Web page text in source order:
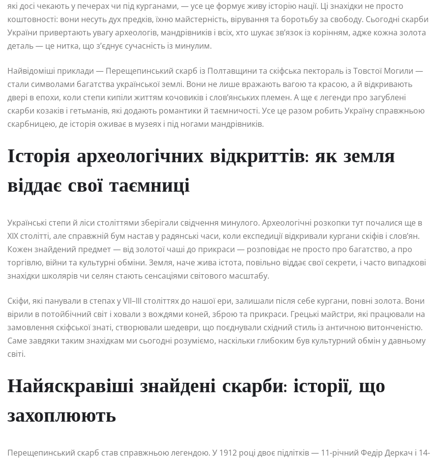
які досі чекають у печерах чи під курганами, — усе це формує живу історію нації. Ці знахідки не просто
коштовності: вони несуть дух предків, їхню майстерність, вірування та боротьбу за свободу. Сьогодні скарби
України привертають увагу археологів, мандрівників і всіх, хто шукає зв’язок із корінням, адже кожна золота
деталь — це нитка, що з’єднує сучасність із минулим.
Найвідоміші приклади — Перещепинський скарб із Полтавщини та скіфська пектораль із Товстої Могили —
стали символами багатства української землі. Вони не лише вражають вагою та красою, а й відкривають
двері в епохи, коли степи кипіли життям кочовиків і слов’янських племен. А ще є легенди про загублені
скарби козаків і гетьманів, які додають романтики й таємничості. Усе це разом робить Україну справжньою
скарбницею, де історія оживає в музеях і під ногами мандрівників.
Історія археологічних відкриттів: як земля
віддає свої таємниці
Українські степи й ліси століттями зберігали свідчення минулого. Археологічні розкопки тут почалися ще в
XIX столітті, але справжній бум настав у радянські часи, коли експедиції відкривали кургани скіфів і слов’ян.
Кожен знайдений предмет — від золотої чаші до прикраси — розповідає не просто про багатство, а про
торгівлю, війни та культурні обміни. Земля, наче жива істота, повільно віддає свої секрети, і часто випадкові
знахідки школярів чи селян стають сенсаціями світового масштабу.
Скіфи, які панували в степах у VII–III століттях до нашої ери, залишали після себе кургани, повні золота. Вони
вірили в потойбічний світ і ховали з вождями коней, зброю та прикраси. Грецькі майстри, які працювали на
замовлення скіфської знаті, створювали шедеври, що поєднували східний стиль із античною витонченістю.
Саме завдяки таким знахідкам ми сьогодні розуміємо, наскільки глибоким був культурний обмін у давньому
світі.
Найяскравіші знайдені скарби: історії, що
захоплюють
Перещепинський скарб став справжньою легендою. У 1912 році двоє підлітків — 11-річний Федір Деркач і 14-